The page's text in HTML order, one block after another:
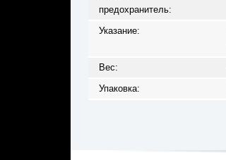
предохранитель:
Указание:
Вес:
Упаковка: